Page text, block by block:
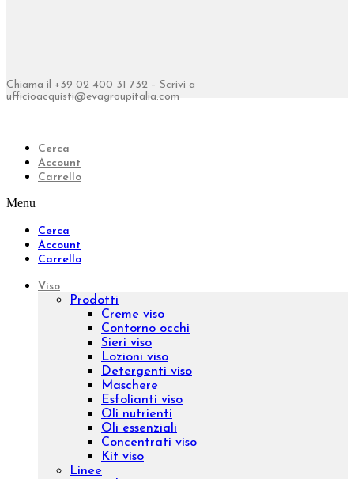
Chiama il +39 02 400 31 732 – Scrivi a
ufficioacquisti@evagroupitalia.com